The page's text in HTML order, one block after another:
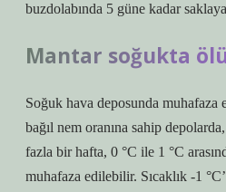
buzdolabında 5 güne kadar
Mantar soğukta
Soğuk hava deposunda muhafaza
bağıl nem oranına sahip
fazla bir hafta, 0 °C ile 1 °C
muhafaza edilebilir. Sıcaklık -1